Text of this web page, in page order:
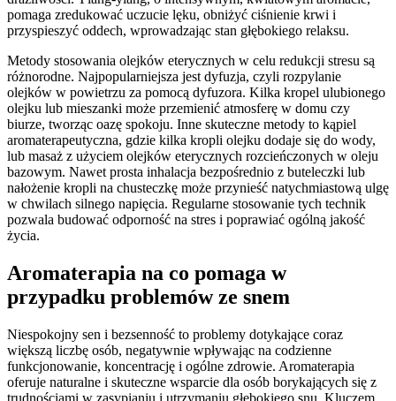
pomaga zredukować uczucie lęku, obniżyć ciśnienie krwi i
przyspieszyć oddech, wprowadzając stan głębokiego relaksu.
Metody stosowania olejków eterycznych w celu redukcji stresu są
różnorodne. Najpopularniejsza jest dyfuzja, czyli rozpylanie
olejków w powietrzu za pomocą dyfuzora. Kilka kropel ulubionego
olejku lub mieszanki może przemienić atmosferę w domu czy
biurze, tworząc oazę spokoju. Inne skuteczne metody to kąpiel
aromaterapeutyczna, gdzie kilka kropli olejku dodaje się do wody,
lub masaż z użyciem olejków eterycznych rozcieńczonych w oleju
bazowym. Nawet prosta inhalacja bezpośrednio z buteleczki lub
nałożenie kropli na chusteczkę może przynieść natychmiastową ulgę
w chwilach silnego napięcia. Regularne stosowanie tych technik
pozwala budować odporność na stres i poprawiać ogólną jakość
życia.
Aromaterapia na co pomaga w
przypadku problemów ze snem
Niespokojny sen i bezsenność to problemy dotykające coraz
większą liczbę osób, negatywnie wpływając na codzienne
funkcjonowanie, koncentrację i ogólne zdrowie. Aromaterapia
oferuje naturalne i skuteczne wsparcie dla osób borykających się z
trudnościami w zasypianiu i utrzymaniu głębokiego snu. Kluczem